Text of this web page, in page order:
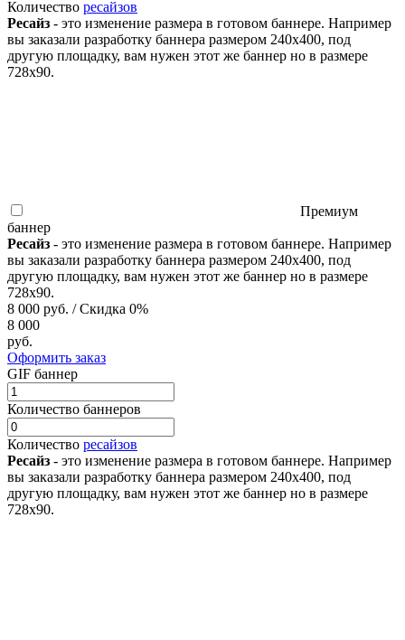
Количество ресайзов
Ресайз - это изменение размера в готовом баннере. Например
вы заказали разработку баннера размером 240x400, под
другую площадку, вам нужен этот же баннер но в размере
728x90.
Премиум
баннер
Ресайз - это изменение размера в готовом баннере. Например
вы заказали разработку баннера размером 240x400, под
другую площадку, вам нужен этот же баннер но в размере
728x90.
8 000 руб. / Скидка 0%
8 000
руб.
Оформить заказ
GIF баннер
Количество баннеров
Количество ресайзов
Ресайз - это изменение размера в готовом баннере. Например
вы заказали разработку баннера размером 240x400, под
другую площадку, вам нужен этот же баннер но в размере
728x90.